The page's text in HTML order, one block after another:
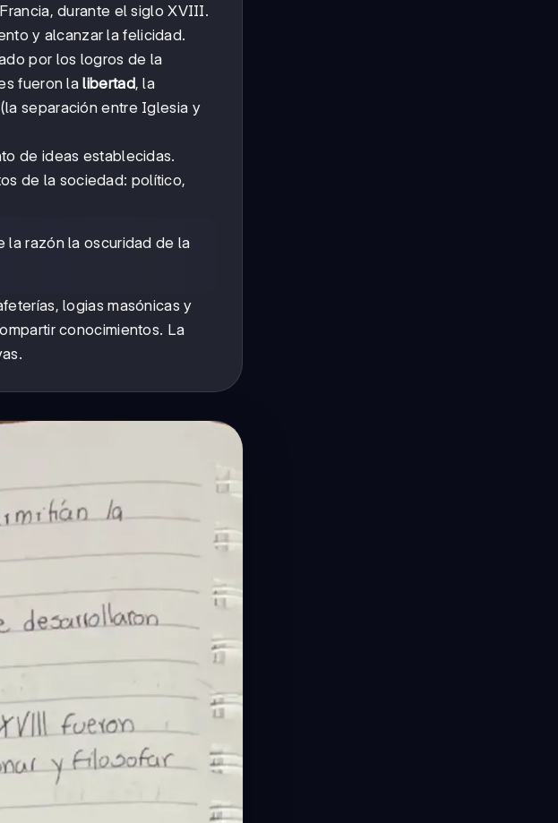
durante el siglo XVIII.
y alcanzar la felicidad.
por los logros de la
fueron lalibertad, la
(la separación entre Iglesia y
de ideas establecidas.
de la sociedad: político,
la razón la oscuridad de la
logias masónicas y
conocimientos. La